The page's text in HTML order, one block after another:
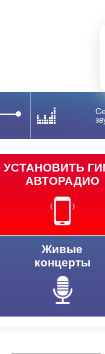
УСТАНОВИТЬ
АВТОРАДИО
Живые
концерты